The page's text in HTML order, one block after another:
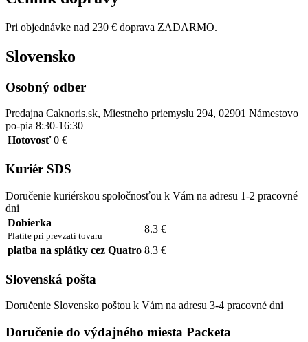
Pri objednávke nad 230 € doprava ZADARMO.
Slovensko
Osobný odber
Predajna Caknoris.sk, Miestneho priemyslu 294, 02901 Námestovo
po-pia 8:30-16:30
Hotovosť 0 €
Kuriér SDS
Doručenie kuriérskou spoločnosťou k Vám na adresu 1-2 pracovné
dni
Dobierka
Platíte pri prevzatí tovaru
8.3 €
platba na splátky cez Quatro 8.3 €
Slovenská pošta
Doručenie Slovensko poštou k Vám na adresu 3-4 pracovné dni
Doručenie do výdajného miesta Packeta